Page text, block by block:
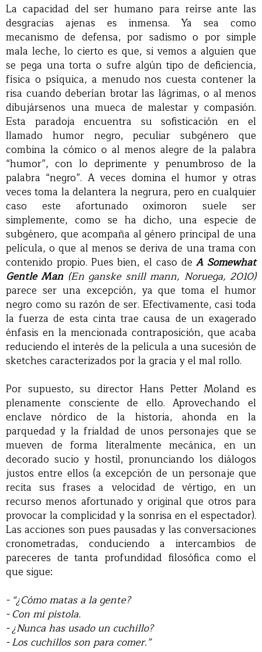
La capacidad del ser humano para reírse ante las
desgracias ajenas es inmensa. Ya sea como
mecanismo de defensa, por sadismo o por simple
mala leche, lo cierto es que, si vemos a alguien que
se pega una torta o sufre algún tipo de deficiencia,
física o psíquica, a menudo nos cuesta contener la
risa cuando deberían brotar las lágrimas, o al menos
dibujársenos una mueca de malestar y compasión.
Esta paradoja encuentra su sofisticación en el
llamado humor negro, peculiar subgénero que
combina la cómico o al menos alegre de la palabra
“humor”, con lo deprimente y penumbroso de la
palabra “negro”. A veces domina el humor y otras
veces toma la delantera la negrura, pero en cualquier
caso este afortunado oxímoron suele ser
simplemente, como se ha dicho, una especie de
subgénero, que acompaña al género principal de una
película, o que al menos se deriva de una trama con
contenido propio. Pues bien, el caso deA Somewhat
Gentle Man(En ganske snill mann, Noruega, 2010)
parece ser una excepción, ya que toma el humor
negro como su razón de ser. Efectivamente, casi toda
la fuerza de esta cinta trae causa de un exagerado
énfasis en la mencionada contraposición, que acaba
reduciendo el interés de la película a una sucesión de
sketches caracterizados por la gracia y el mal rollo.
Por supuesto, su director Hans Petter Moland es
plenamente consciente de ello. Aprovechando el
enclave nórdico de la historia, ahonda en la
parquedad y la frialdad de unos personajes que se
mueven de forma literalmente mecánica, en un
decorado sucio y hostil, pronunciando los diálogos
justos entre ellos (a excepción de un personaje que
recita sus frases a velocidad de vértigo, en un
recurso menos afortunado y original que otros para
provocar la complicidad y la sonrisa en el espectador).
Las acciones son pues pausadas y las conversaciones
cronometradas, conduciendo a intercambios de
pareceres de tanta profundidad filosófica como el
que sigue:
- “¿Cómo matas a la gente?
- Con mi pistola.
- ¿Nunca has usado un cuchillo?
- Los cuchillos son para comer.”